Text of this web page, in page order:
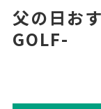
父の日お
GOLF-